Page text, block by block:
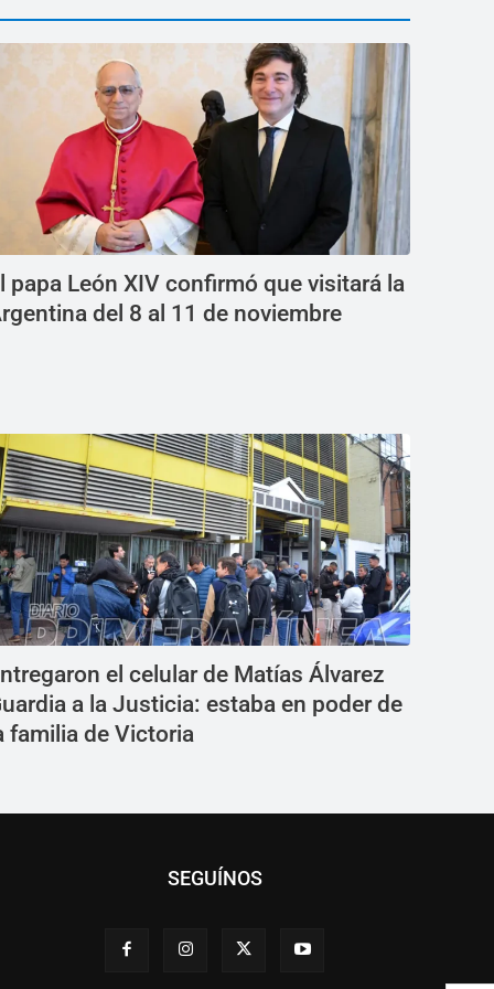
papa León XIV confirmó que visitará la
del 8 al 11 de noviembre
el celular de Matías Álvarez
a la Justicia: estaba en poder de
familia de Victoria
SEGUÍNOS